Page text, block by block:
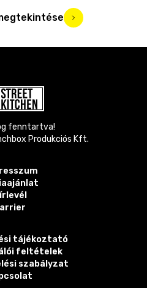
fenntartva!
Produkciós Kft.
tájékoztató
feltételek
szabályzat